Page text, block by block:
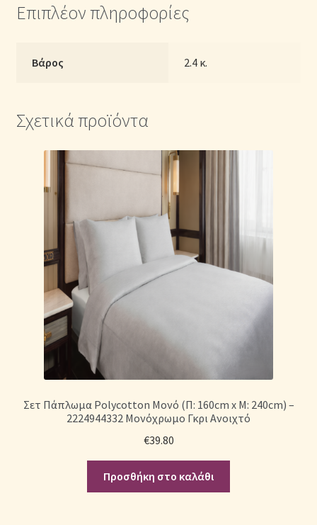
ποσότητα
Επιπλέον πληροφορίες
Βάρος 2.4 κ.
Σχετικά προϊόντα
Σετ Πάπλωμα Polycotton Mονό (Π: 160cm x Μ: 240cm) –
2224944332 Μονόχρωμο Γκρι Ανοιχτό
€39.80
Προσθήκη στο καλάθι